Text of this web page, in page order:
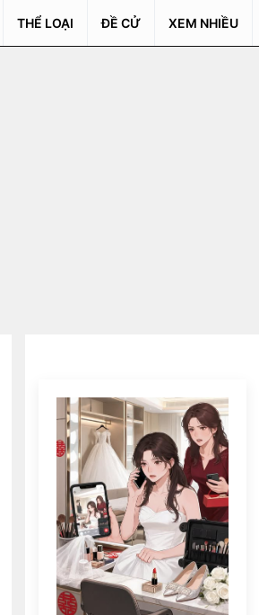
THỂ LOẠI ĐỀ CỬ XEM NHIỀU